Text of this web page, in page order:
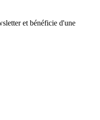
et bénéficie d'une